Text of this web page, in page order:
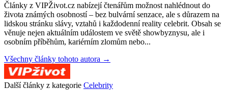
Články z VIPŽivot.cz nabízejí čtenářům možnost nahlédnout do
života známých osobností – bez bulvární senzace, ale s důrazem na
lidskou stránku slávy, vztahů i každodenní reality celebrit. Obsah se
věnuje nejen aktuálním událostem ve světě showbyznysu, ale i
osobním příběhům, kariérním zlomům nebo...
Všechny články tohoto autora →
Další články z kategorie Celebrity